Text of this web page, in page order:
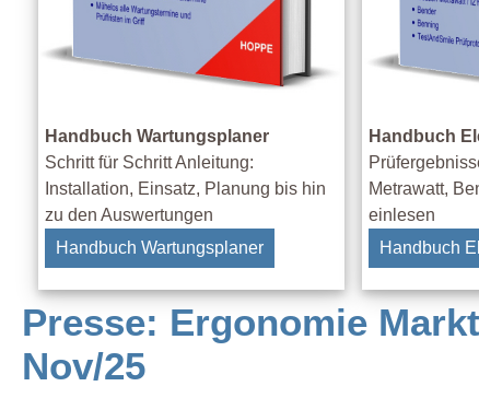
Handbuch Wartungsplaner
Schritt für Schritt Anleitung:
Installation, Einsatz, Planung bis hin
zu den Auswertungen
Handbuch Wartungsplaner
Handbuch
Metrawatt,
einlesen
Handbuch
Presse: Ergonomie
Nov/25